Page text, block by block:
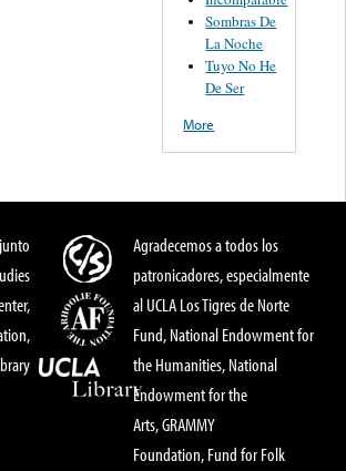
Sombras De
La Noche
Tuyo No He
De Ser
More
Agradecemos a todos los
patronicadores, especialmente
al UCLA Los Tigres de Norte
Fund, National Endowment for
the Humanities, National
Endowment for the
Arts, GRAMMY
Foundation, Fund for Folk